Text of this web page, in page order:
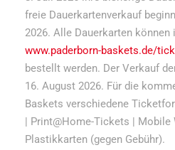
freie Dauerkartenverkauf
2026. Alle Dauerkarten können
www.paderborn-baskets.de/
bestellt werden. Der Verkauf
16. August 2026. Für die
Baskets verschiedene
| Print@Home-Tickets | Mobile
Plastikkarten (gegen Gebühr).